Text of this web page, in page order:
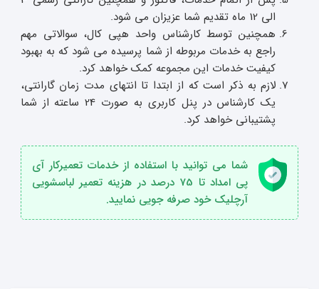
الی 12 ماه تقدیم شما عزیزان می شود.
همچنین توسط کارشناس واحد هپی کال، سوالاتی مهم
راجع به خدمات مربوطه از شما پرسیده می شود که به بهبود
کیفیت خدمات این مجموعه کمک خواهد کرد.
لازم به ذکر است که از ابتدا تا انتهای مدت زمان گارانتی،
یک کارشناس در پنل کاربری به صورت 24 ساعته از شما
پشتیبانی خواهد کرد.
شما می توانید با استفاده از خدمات تعمیرکار آی
پی امداد تا 75 درصد در هزینه تعمیر لباسشویی
آرچلیک خود صرفه جویی نمایید.